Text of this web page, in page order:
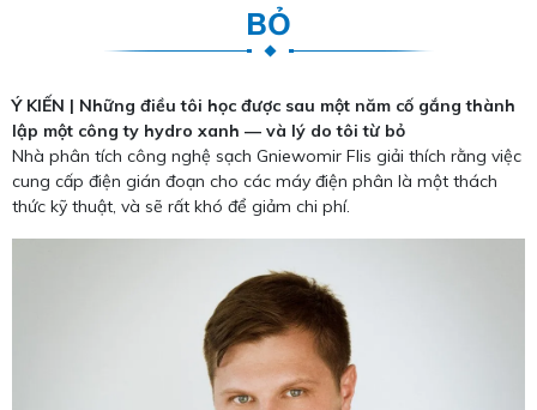
BỎ
Ý KIẾN | Những điều tôi học được sau một năm cố gắng thành
lập một công ty hydro xanh — và lý do tôi từ bỏ
Nhà phân tích công nghệ sạch Gniewomir Flis giải thích rằng việc
cung cấp điện gián đoạn cho các máy điện phân là một thách
thức kỹ thuật, và sẽ rất khó để giảm chi phí.